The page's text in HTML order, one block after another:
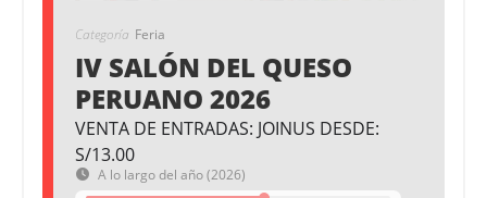
Categoría Feria
IV SALÓN DEL QUESO
PERUANO 2026
VENTA DE ENTRADAS: JOINUS DESDE:
S/13.00
A lo largo del año (2026)